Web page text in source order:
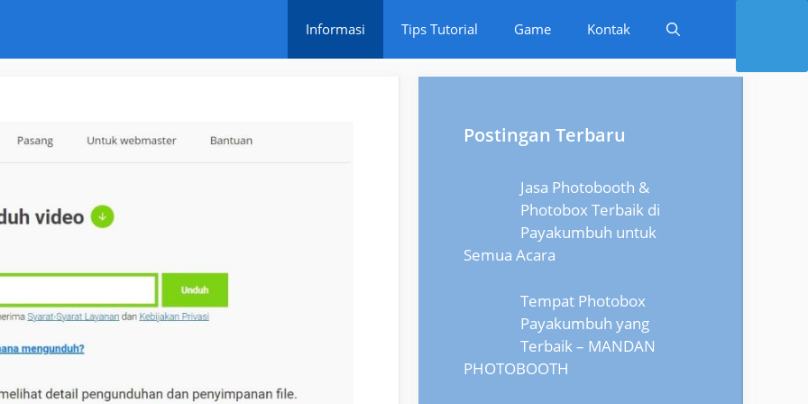
Informasi Tips Tutorial Game Kontak
Postingan Terbaru
Jasa Photobooth &
Photobox Terbaik di
Payakumbuh untuk
Semua Acara
Tempat Photobox
Payakumbuh yang
Terbaik – MANDAN
PHOTOBOOTH